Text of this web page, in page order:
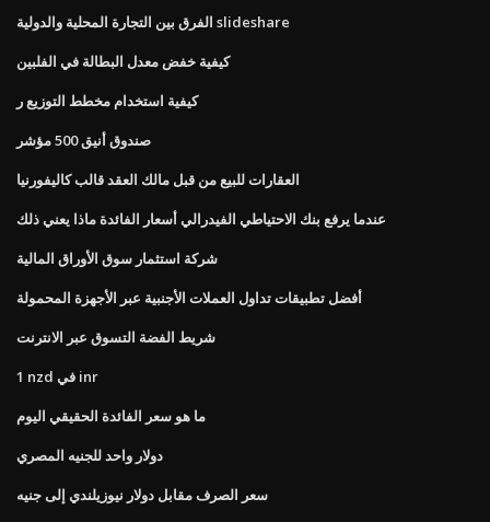
الفرق بين التجارة المحلية والدولية slideshare
كيفية خفض معدل البطالة في الفلبين
كيفية استخدام مخطط التوزيع ر
صندوق أنيق 500 مؤشر
العقارات للبيع من قبل مالك العقد قالب كاليفورنيا
عندما يرفع بنك الاحتياطي الفيدرالي أسعار الفائدة ماذا يعني ذلك
شركة استثمار سوق الأوراق المالية
أفضل تطبيقات تداول العملات الأجنبية عبر الأجهزة المحمولة
شريط الفضة التسوق عبر الانترنت
1 nzd في inr
ما هو سعر الفائدة الحقيقي اليوم
دولار واحد للجنيه المصري
سعر الصرف مقابل دولار نيوزيلندي إلى جنيه